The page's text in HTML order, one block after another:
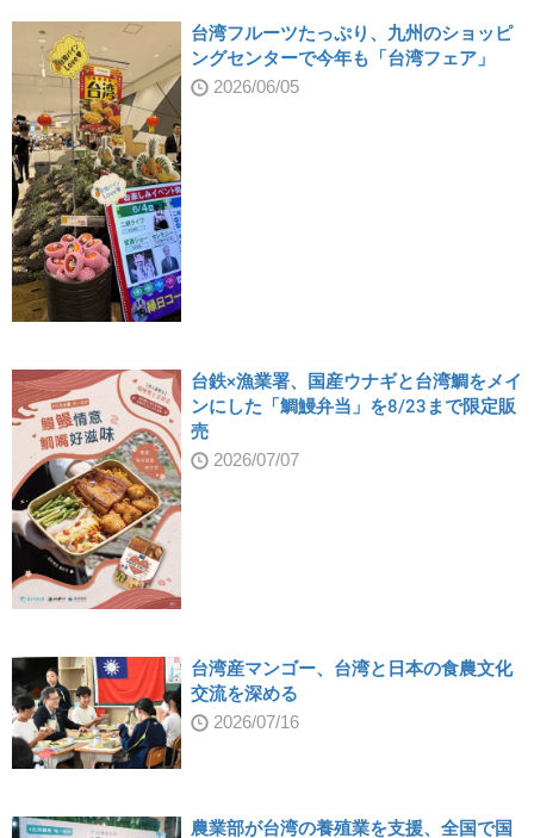
台湾フルーツたっぷり、九州のショッピ
ングセンターで今年も「台湾フェア」
2026/06/05
台鉄×漁業署、国産ウナギと台湾鯛をメイ
ンにした「鯛鰻弁当」を8/23まで限定販
売
2026/07/07
台湾産マンゴー、台湾と日本の食農文化
交流を深める
2026/07/16
農業部が台湾の養殖業を支援、全国で国